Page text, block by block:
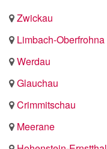
Zwickau
Limbach-Oberfrohna
Werdau
Glauchau
Crimmitschau
Meerane